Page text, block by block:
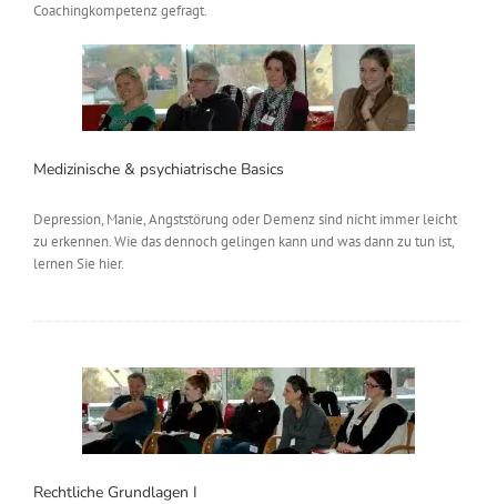
Coachingkompetenz gefragt.
Medizinische & psychiatrische Basics
Depression, Manie, Angststörung oder Demenz sind nicht immer leicht
zu erkennen. Wie das dennoch gelingen kann und was dann zu tun ist,
lernen Sie hier.
Rechtliche Grundlagen I